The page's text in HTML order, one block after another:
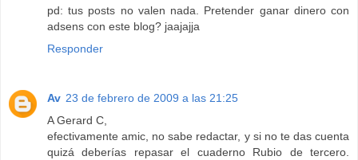
pd: tus posts no valen nada. Pretender ganar dinero con
adsens con este blog? jaajajja
Responder
Av 23 de febrero de 2009 a las 21:25
A Gerard C,
efectivamente amic, no sabe redactar, y si no te das cuenta
quizá deberías repasar el cuaderno Rubio de tercero.